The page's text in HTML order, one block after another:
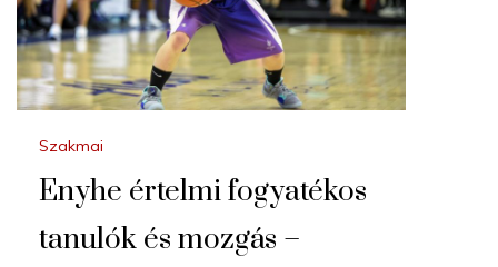
Szakmai
Enyhe értelmi fogyatékos
tanulók és mozgás –